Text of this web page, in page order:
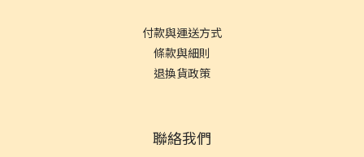
付款與運送方式
條款與細則
退換貨政策
聯絡我們